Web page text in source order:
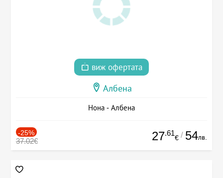
виж офертата
Албена
Нона - Албена
-25%
37.02€ 27.61
€ / 54лв.